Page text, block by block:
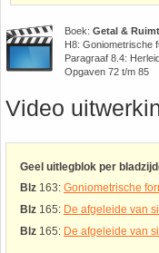
Boek: Getal &
H8: Goniometrische
Paragraaf 8.4:
Opgaven 72 t/m 85
Video
Geel uitlegblok per
Blz 163: Goniometrische
Blz 165: De afgeleide van
Blz 165: De afgeleide van
Mavo4: Hoofdstuk 3:
Mavo4: Hoofdstuk 4:
Mavo4: Hoofdstuk 5:
Mavo4: Hoofdstuk 6:
Mavo4: Hoofdstuk 7:
Mavo4: Hoofdstuk 8:
WolframAlpha
3. De Gulden Snede
4. De normale verdeling
5. Differentiëren -
6. Driehoek van Pascal
7. Fibonacci
8. Het getal nul
Tik Tok
Facebook
LinkedIn
Youtube
Download poster
Review ons
Privacy
Toppers
Over deze site
Promotie
Facebook
LinkedIn
Youtube